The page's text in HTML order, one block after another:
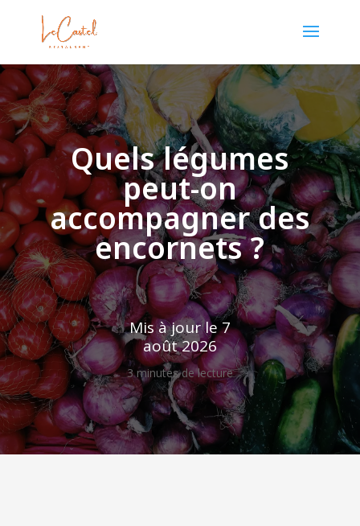
Quels légumes
peut-on
accompagner des
encornets ?
Mis à jour le 7
août 2026
3 minutes de lecture